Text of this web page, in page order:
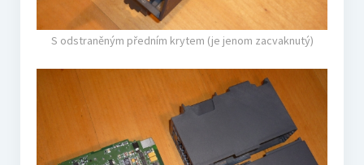
S odstraněným předním krytem (je jenom zacvaknutý)